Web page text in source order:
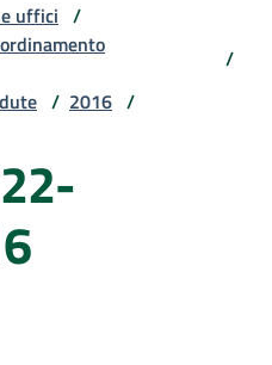
uffici /
/
/ 2016 /